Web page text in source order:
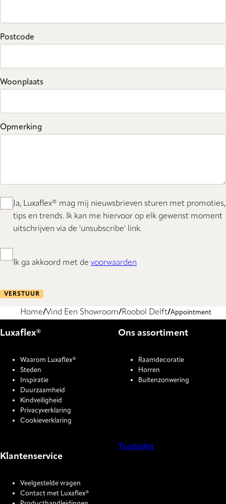
Postcode
Woonplaats
Opmerking
Ja, Luxaflex® mag mij nieuwsbrieven sturen met promoties,
tips en trends. Ik kan me hiervoor op elk gewenst moment
uitschrijven via de 'unsubscribe' link.
Ik ga akkoord met de voorwaarden
VERSTUUR
Home Vind Een Showroom Roobol Delft Appointment
Luxaflex®
Waarom Luxaflex®
Steden
Inspiratie
Duurzaamheid
Kindveiligheid
Privacyverklaring
Cookieverklaring
Ons assortiment
Raamdecoratie
Horren
Buitenzonwering
Klantenservice
Veelgestelde vragen
Contact met Luxaflex®
Trustpilot